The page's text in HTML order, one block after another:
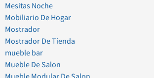
Mesitas Noche
Mobiliario De Hogar
Mostrador
Mostrador De Tienda
mueble bar
Mueble De Salon